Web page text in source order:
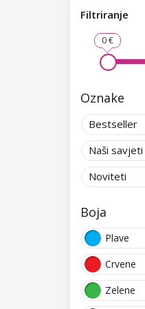
Filtriranje
0 €
Oznake
Bestseller
Naši savjeti
Noviteti
Boja
Plave
Crvene
Zelene